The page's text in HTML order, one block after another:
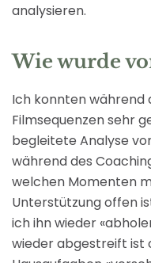
analysieren.
Wie wurde
Ich konnten während
Filmsequenzen sehr
begleitete Analyse
während des
welchen Momenten
Unterstützung offen
ich ihn wieder
wieder abgestreift ist